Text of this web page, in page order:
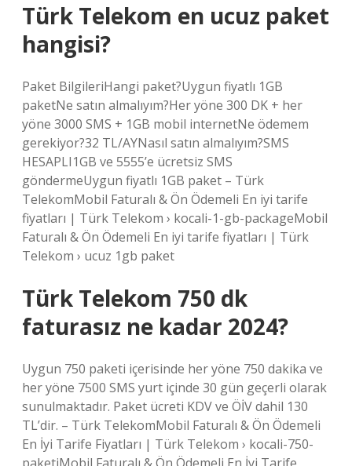
Türk Telekom en ucuz paket
hangisi?
Paket BilgileriHangi paket?Uygun fiyatlı 1GB
paketNe satın almalıyım?Her yöne 300 DK + her
yöne 3000 SMS + 1GB mobil internetNe ödemem
gerekiyor?32 TL/AYNasıl satın almalıyım?SMS
HESAPLI1GB ve 5555’e ücretsiz SMS
göndermeUygun fiyatlı 1GB paket – Türk
TelekomMobil Faturalı & Ön Ödemeli En iyi tarife
fiyatları | Türk Telekom › kocali-1-gb-packageMobil
Faturalı & Ön Ödemeli En iyi tarife fiyatları | Türk
Telekom › ucuz 1gb paket
Türk Telekom 750 dk
faturasız ne kadar 2024?
Uygun 750 paketi içerisinde her yöne 750 dakika ve
her yöne 7500 SMS yurt içinde 30 gün geçerli olarak
sunulmaktadır. Paket ücreti KDV ve ÖİV dahil 130
TL’dir. – Türk TelekomMobil Faturalı & Ön Ödemeli
En İyi Tarife Fiyatları | Türk Telekom › kocali-750-